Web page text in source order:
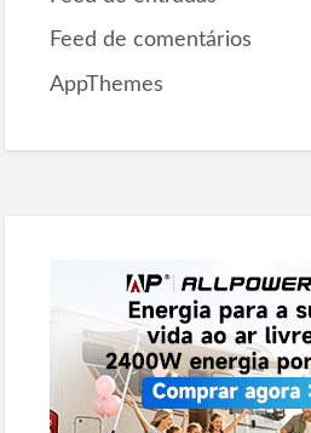
Feed de comentários
AppThemes